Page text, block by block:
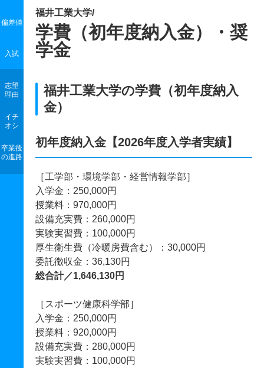
偏差値
入試
志望
理由
イチ
オシ
卒業後
の進路
福井工業大学/
学費（初年度納入金）・奨
学金
福井工業大学の学費（初年度納入
金）
初年度納入金【2026年度入学者実績】
［工学部・環境学部・経営情報学部］
入学金：250,000円
授業料：970,000円
設備充実費：260,000円
実験実習費：100,000円
厚生衛生費（冷暖房費含む）：30,000円
委託徴収金：36,130円
総合計／1,646,130円
［スポーツ健康科学部］
入学金：250,000円
授業料：920,000円
設備充実費：280,000円
実験実習費：100,000円